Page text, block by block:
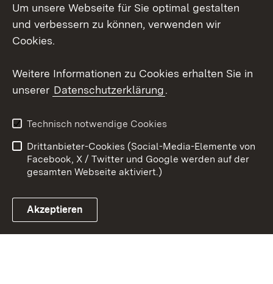
Mastodon
Youtube
Link zum Landesportal
Kontakt
Datenschutz
Barrierefreiheit
Impressum Cookies
Um unsere Webseite für Sie optimal gestalten
und verbessern zu können, verwenden wir
Cookies.
Weitere Informationen zu Cookies erhalten Sie in
unserer Datenschutzerklärung.
Technisch notwendige Cookies
Drittanbieter-Cookies (Social-Media-Elemente von
Facebook, X / Twitter und Google werden auf der
gesamten Webseite aktiviert.)
Akzeptieren